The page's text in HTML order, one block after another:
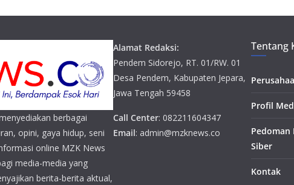
berbagai
opini, gaya hidup, seni
online MZK News
media-media yang
berita-berita aktual,
Alamat Redaksi:
Pendem Sidorejo, RT. 01/RW. 01
Desa Pendem, Kabupaten Jepara,
Jawa Tengah 59458
Call Center: 082211604347
Email: admin@mzknews.co
Tentang
Profil
Pedoman
Siber
Kontak